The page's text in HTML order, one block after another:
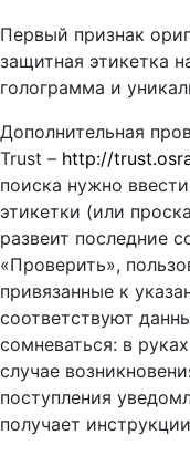
Первый признак
защитная этикетка
голограмма и
Дополнительная
Trust – http://
поиска нужно
этикетки (или
развеит последние
«Проверить»,
привязанные к
соответствуют
сомневаться: в
случае
поступления
получает